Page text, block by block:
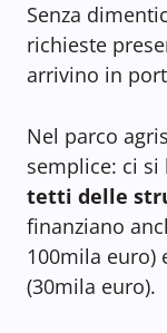
Senza
richieste
arrivino in
Nel parco
semplice: ci si
tetti delle
finanziano
100mila euro)
(30mila euro).